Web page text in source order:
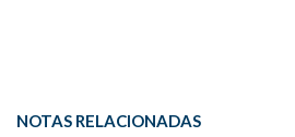
NOTAS RELACIONADAS